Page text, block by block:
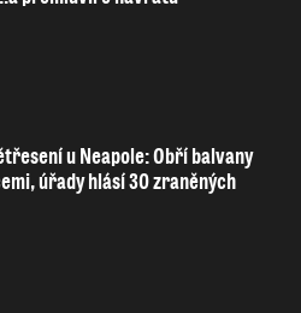
u Neapole: Obří balvany
úřady hlásí 30 zraněných